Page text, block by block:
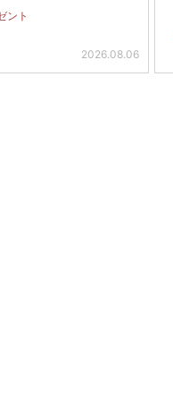
ント
2026.08.06